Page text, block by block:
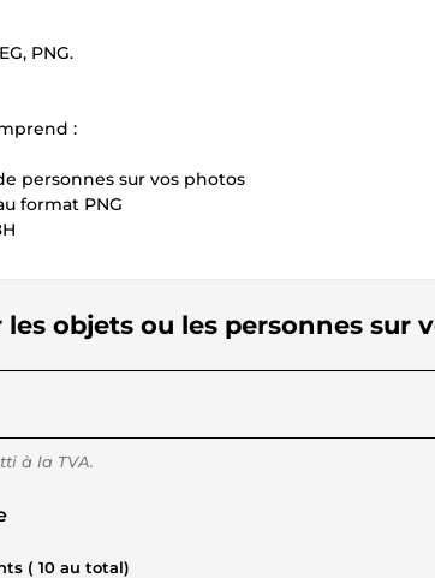
PNG.
:
personnes sur vos photos
format PNG
objets ou les personnes sur
$US
à la TVA.
( 10 au total)